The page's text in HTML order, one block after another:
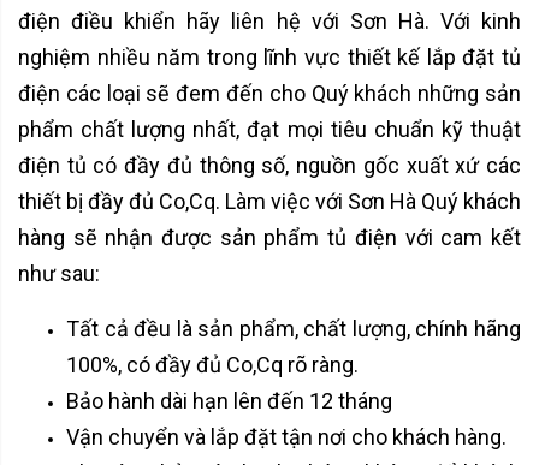
điện điều khiển hãy liên hệ với Sơn Hà. Với kinh
nghiệm nhiều năm trong lĩnh vực thiết kế lắp đặt tủ
điện các loại sẽ đem đến cho Quý khách những sản
phẩm chất lượng nhất, đạt mọi tiêu chuẩn kỹ thuật
điện tủ có đầy đủ thông số, nguồn gốc xuất xứ các
thiết bị đầy đủ Co,Cq. Làm việc với Sơn Hà Quý khách
hàng sẽ nhận được sản phẩm tủ điện với cam kết
như sau:
Tất cả đều là sản phẩm, chất lượng, chính hãng
100%, có đầy đủ Co,Cq rõ ràng.
Bảo hành dài hạn lên đến 12 tháng
Vận chuyển và lắp đặt tận nơi cho khách hàng.